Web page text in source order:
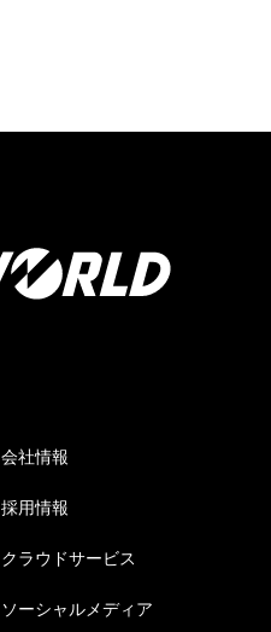
会社情報
採用情報
クラウドサービス
ソーシャルメディア